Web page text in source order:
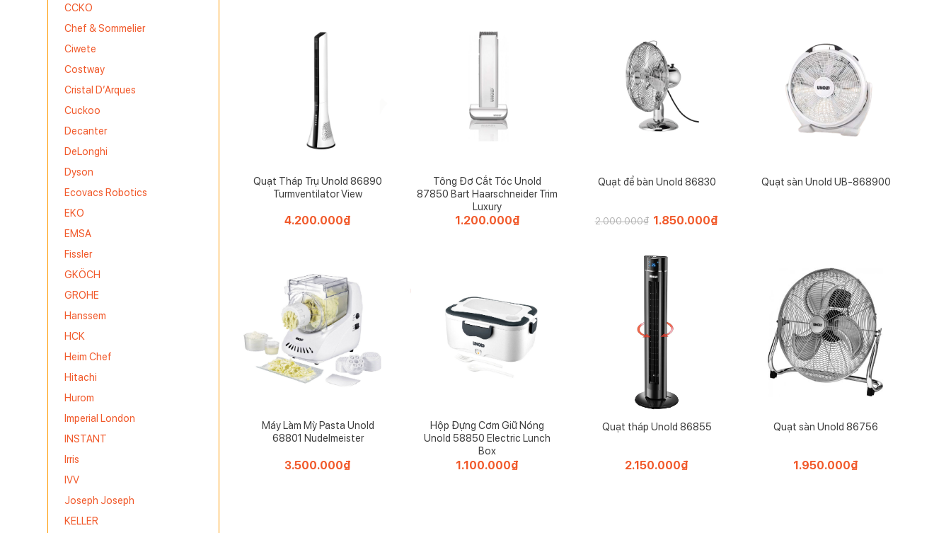
CCKO
Chef & Sommelier
Ciwete
Costway
Cristal D’Arques
Cuckoo
Decanter
DeLonghi
Dyson
Ecovacs Robotics
EKO
EMSA
Fissler
GKÖCH
GROHE
Hanssem
HCK
Heim Chef
Hitachi
Hurom
Imperial London
INSTANT
Irris
IVV
Joseph Joseph
KELLER
Quạt Tháp Trụ Unold 86890
Turmventilator View
4.200.000₫
Tông Đơ Cắt Tóc Unold
87850 Bart Haarschneider Trim
Luxury
1.200.000₫
Quạt để bàn Unold 86830
2.000.000₫ Giá
1.850.000₫
Quạt sàn Unold UB-868900
Máy Làm Mỳ Pasta Unold
68801 Nudelmeister
3.500.000₫
Hộp Đựng Cơm Giữ Nóng
Unold 58850 Electric Lunch
Box
1.100.000₫
Quạt tháp Unold 86855
2.150.000₫
Quạt sàn Unold 86756
1.950.000₫